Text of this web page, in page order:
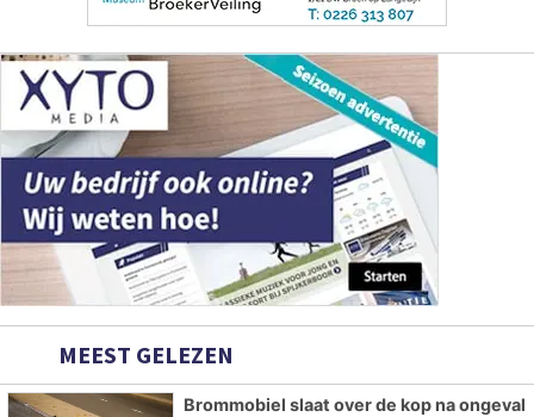
MEEST GELEZEN
Brommobiel slaat over de kop na ongeval